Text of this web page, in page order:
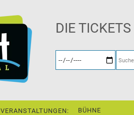
DIE
VERANSTALTUNGEN: BÜHNE